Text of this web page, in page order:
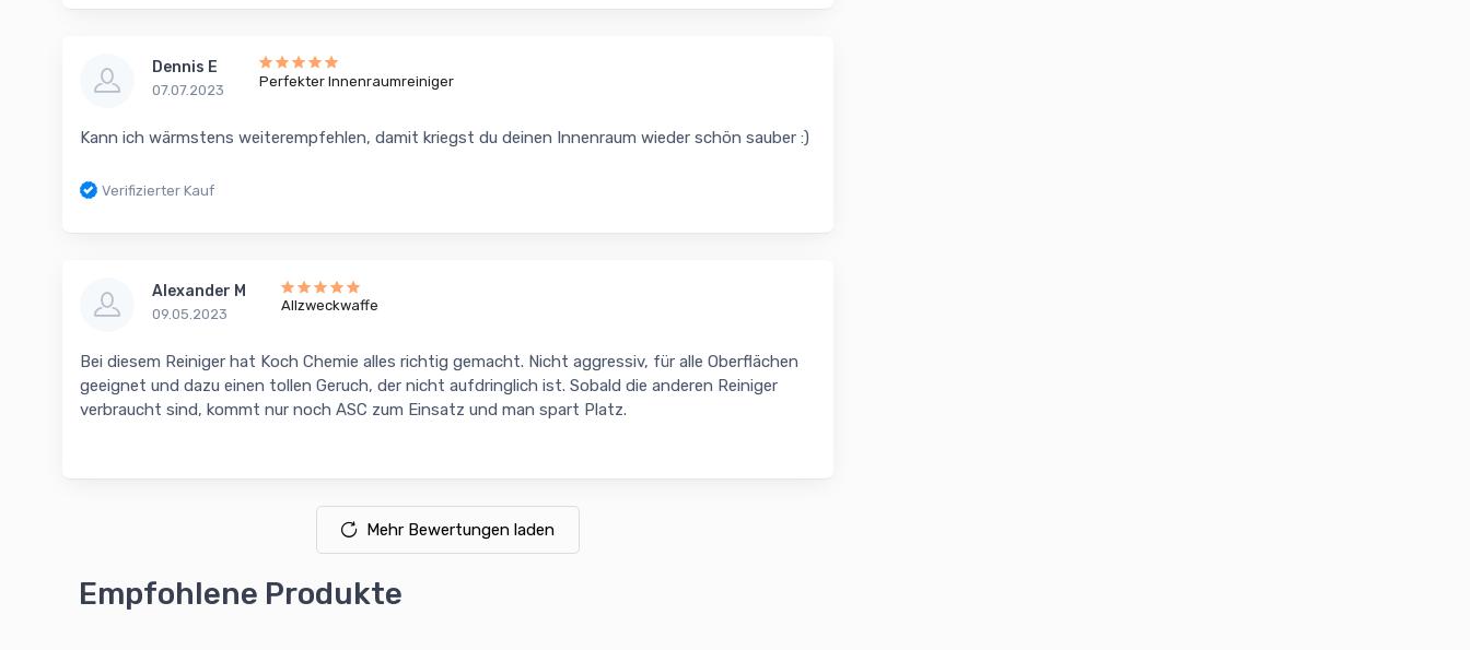
Dennis E
07.07.2023
Perfekter Innenraumreiniger
Kann ich wärmstens weiterempfehlen, damit kriegst du deinen Innenraum wieder schön sauber :)
Verifizierter Kauf
Alexander M
09.05.2023
Allzweckwaffe
Bei diesem Reiniger hat Koch Chemie alles richtig gemacht. Nicht aggressiv, für alle Oberflächen
geeignet und dazu einen tollen Geruch, der nicht aufdringlich ist. Sobald die anderen Reiniger
verbraucht sind, kommt nur noch ASC zum Einsatz und man spart Platz.
Mehr Bewertungen laden
Empfohlene Produkte